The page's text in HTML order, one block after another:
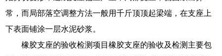
常，而局部落空调整方法一般用千斤顶顶起梁端，在支座上
下表面铺涂一层水泥砂浆。
橡胶支座的验收检测项目橡胶支座的验收及检测主要包